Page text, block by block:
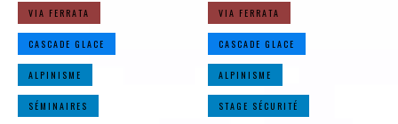
VIA FERRATA
CASCADE GLACE
ALPINISME
SÉMINAIRES
VIA FERRATA
CASCADE GLACE
ALPINISME
STAGE SÉCURITÉ